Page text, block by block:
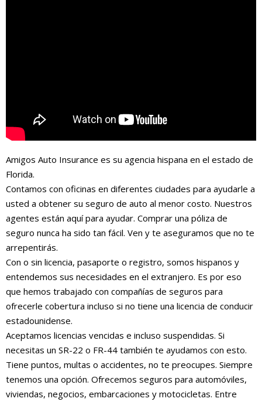
Amigos Auto Insurance es su agencia hispana en el estado de
Florida.
Contamos con oficinas en diferentes ciudades para ayudarle a
usted a obtener su seguro de auto al menor costo. Nuestros
agentes están aquí para ayudar. Comprar una póliza de
seguro nunca ha sido tan fácil. Ven y te aseguramos que no te
arrepentirás.
Con o sin licencia, pasaporte o registro, somos hispanos y
entendemos sus necesidades en el extranjero. Es por eso
que hemos trabajado con compañías de seguros para
ofrecerle cobertura incluso si no tiene una licencia de conducir
estadounidense.
Aceptamos licencias vencidas e incluso suspendidas. Si
necesitas un SR-22 o FR-44 también te ayudamos con esto.
Tiene puntos, multas o accidentes, no te preocupes. Siempre
tenemos una opción. Ofrecemos seguros para automóviles,
viviendas, negocios, embarcaciones y motocicletas. Entre